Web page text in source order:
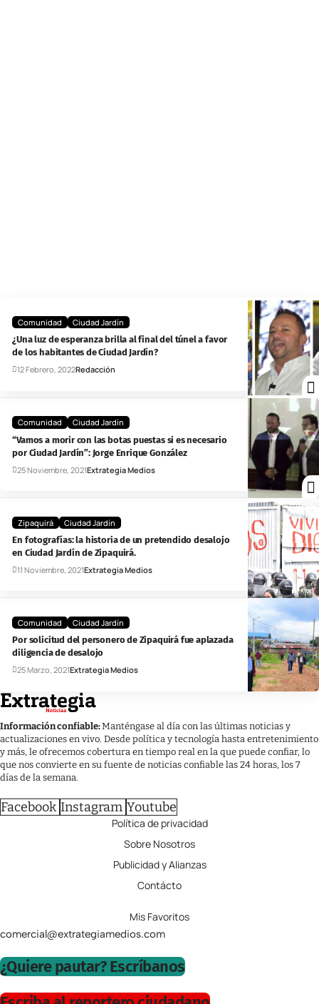
Comunidad
Ciudad Jardín
¿Una luz de esperanza brilla al final del túnel a favor
de los habitantes de Ciudad Jardín?
12 Febrero, 2022Redacción
Comunidad
Ciudad Jardín
“Vamos a morir con las botas puestas si es necesario
por Ciudad Jardín”: Jorge Enrique González
25 Noviembre, 2021Extrategia Medios
Zipaquirá
Ciudad Jardín
En fotografías: la historia de un pretendido desalojo
en Ciudad Jardín de Zipaquirá.
11 Noviembre, 2021Extrategia Medios
Comunidad
Ciudad Jardín
Por solicitud del personero de Zipaquirá fue aplazada
diligencia de desalojo
25 Marzo, 2021Extrategia Medios
Información confiable:Manténgase al día con las últimas noticias y
actualizaciones en vivo. Desde política y tecnología hasta entretenimiento
y más, le ofrecemos cobertura en tiempo real en la que puede confiar, lo
que nos convierte en su fuente de noticias confiable las 24 horas, los 7
días de la semana.
Facebook Instagram Youtube
Política de privacidad
Sobre Nosotros
Publicidad y Alianzas
Contácto
Mis Favoritos
comercial@extrategiamedios.com
¿Quiere pautar? Escríbanos